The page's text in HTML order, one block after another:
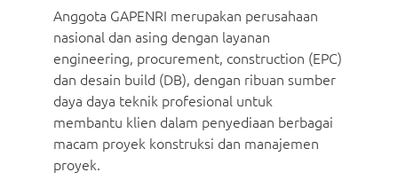
Anggota GAPENRI merupakan perusahaan
nasional dan asing dengan layanan
engineering, procurement, construction (EPC)
dan desain build (DB), dengan ribuan sumber
daya daya teknik profesional untuk
membantu klien dalam penyediaan berbagai
macam proyek konstruksi dan manajemen
proyek.